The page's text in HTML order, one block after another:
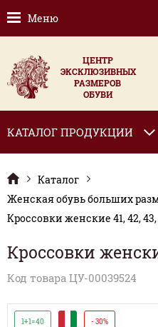
Меню
ЦЕНТР
ЭКСКЛЮЗИВНЫХ
РАЗМЕРОВ
ОБУВИ
КАТАЛОГ ПРОДУКЦИИ
Каталог
Женская обувь больших
Кроссовки женские 41, 42,
Кроссовки
Код товара ЦУ-00039524
1+1=40 - 30%